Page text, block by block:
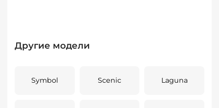
Другие модели
Symbol Scenic Laguna